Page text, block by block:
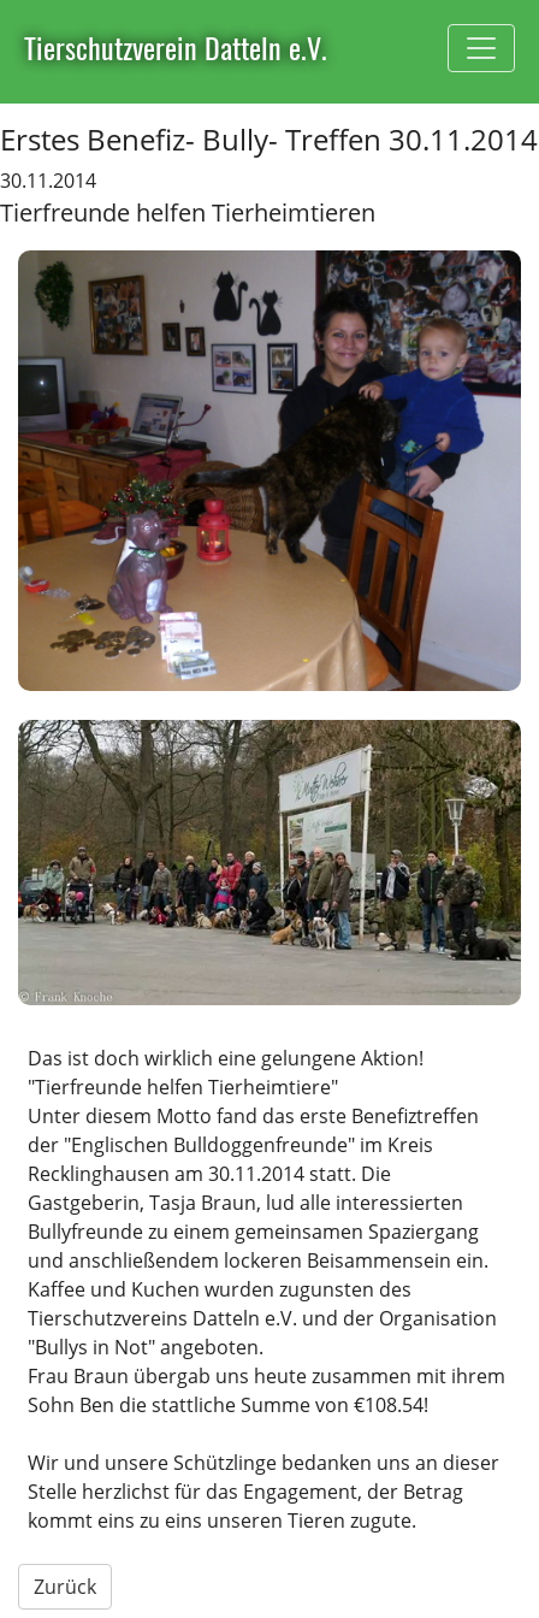
Tierschutzverein Datteln e.V.
Erstes Benefiz- Bully- Treffen 30.11.2014
30.11.2014
Tierfreunde helfen Tierheimtieren
Das ist doch wirklich eine gelungene Aktion!
"Tierfreunde helfen Tierheimtiere"
Unter diesem Motto fand das erste Benefiztreffen
der "Englischen Bulldoggenfreunde" im Kreis
Recklinghausen am 30.11.2014 statt. Die
Gastgeberin, Tasja Braun, lud alle interessierten
Bullyfreunde zu einem gemeinsamen Spaziergang
und anschließendem lockeren Beisammensein ein.
Kaffee und Kuchen wurden zugunsten des
Tierschutzvereins Datteln e.V. und der Organisation
"Bullys in Not" angeboten.
Frau Braun übergab uns heute zusammen mit ihrem
Sohn Ben die stattliche Summe von €108.54!
Wir und unsere Schützlinge bedanken uns an dieser
Stelle herzlichst für das Engagement, der Betrag
kommt eins zu eins unseren Tieren zugute.
Zurück